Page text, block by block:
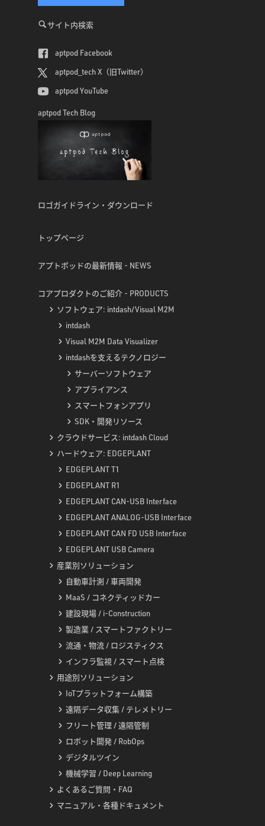
サイト内検索
aptpod Facebook
aptpod_tech X（旧Twitter）
aptpod YouTube
aptpod Tech Blog
ロゴガイドライン・ダウンロード
トップページ
アプトポッドの最新情報 - NEWS
コアプロダクトのご紹介 - PRODUCTS
ソフトウェア: intdash/Visual M2M
intdash
Visual M2M Data Visualizer
intdashを支えるテクノロジー
サーバーソフトウェア
アプライアンス
スマートフォンアプリ
SDK・開発リソース
クラウドサービス: intdash Cloud
ハードウェア: EDGEPLANT
EDGEPLANT T1
EDGEPLANT R1
EDGEPLANT CAN-USB Interface
EDGEPLANT ANALOG-USB Interface
EDGEPLANT CAN FD USB Interface
EDGEPLANT USB Camera
産業別ソリューション
自動車計測 / 車両開発
MaaS / コネクティッドカー
建設現場 / i-Construction
製造業 / スマートファクトリー
流通・物流 / ロジスティクス
インフラ監視 / スマート点検
用途別ソリューション
IoTプラットフォーム構築
遠隔データ収集 / テレメトリー
フリート管理 / 遠隔管制
ロボット開発 / RobOps
デジタルツイン
機械学習 / Deep Learning
よくあるご質問・FAQ
マニュアル・各種ドキュメント